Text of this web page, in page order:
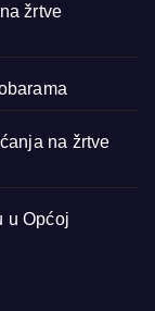
žrtve
na žrtve
u Općoj